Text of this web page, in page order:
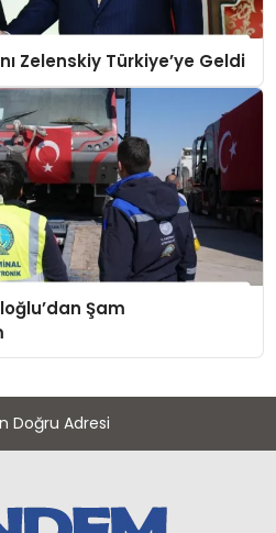
Zelenskiy Türkiye’ye Geldi
Şam
Doğru Adresi